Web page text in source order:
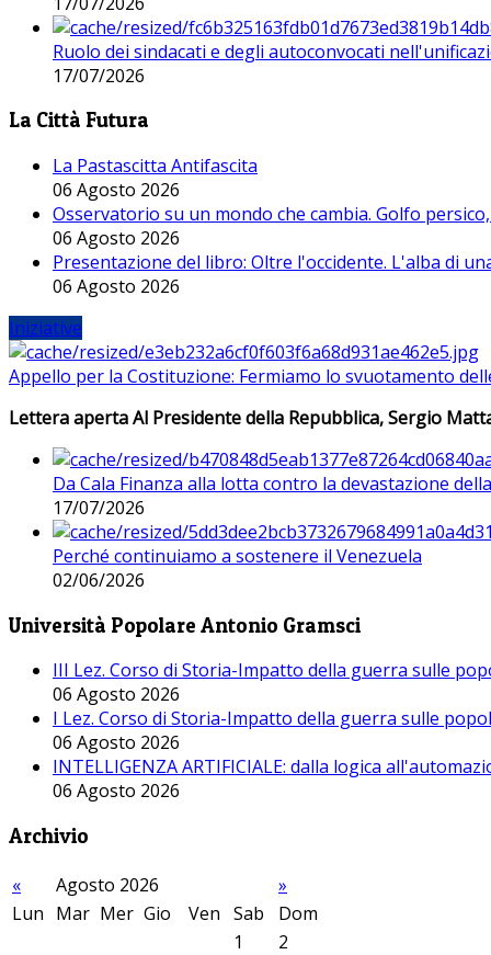
Ruolo dei sindacati e degli autoconvocati
17/07/2026
La Città Futura
La Pastascitta Antifascita
06 Agosto 2026
Osservatorio su un mondo che cambia. Golfo
06 Agosto 2026
Presentazione del libro: Oltre l'occidente. L'alba di
06 Agosto 2026
Iniziative
Appello per la Costituzione: Fermiamo lo svuotamento
Lettera aperta Al Presidente della Repubblica, Sergio
Da Cala Finanza alla lotta contro la devastazione
17/07/2026
Perché continuiamo a sostenere il Venezuela
02/06/2026
Università Popolare Antonio Gramsci
III Lez. Corso di Storia-Impatto della guerra sulle
06 Agosto 2026
I Lez. Corso di Storia-Impatto della guerra sulle
06 Agosto 2026
INTELLIGENZA ARTIFICIALE: dalla logica
06 Agosto 2026
Archivio
« Agosto 2026
»
Lun Mar Mer Gio Ven Sab
Dom
1
2